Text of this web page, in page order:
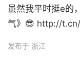
虽然我平时挺e的
气》😎 http://t.cn/
发布于 浙江